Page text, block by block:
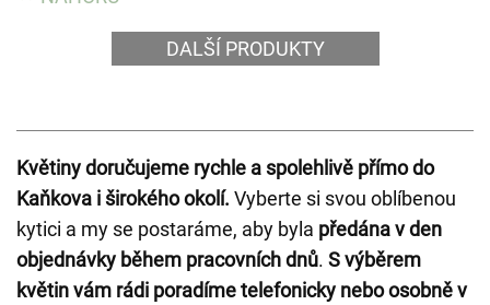
DALŠÍ PRODUKTY
Květiny doručujeme rychle a spolehlivě přímo do
Kaňkova i širokého okolí. Vyberte si svou oblíbenou
kytici a my se postaráme, aby byla předána v den
objednávky během pracovních dnů. S výběrem
květin vám rádi poradíme telefonicky nebo osobně v